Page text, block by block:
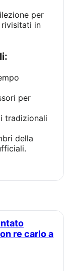
per
in
per
tradizionali
della
re carlo a